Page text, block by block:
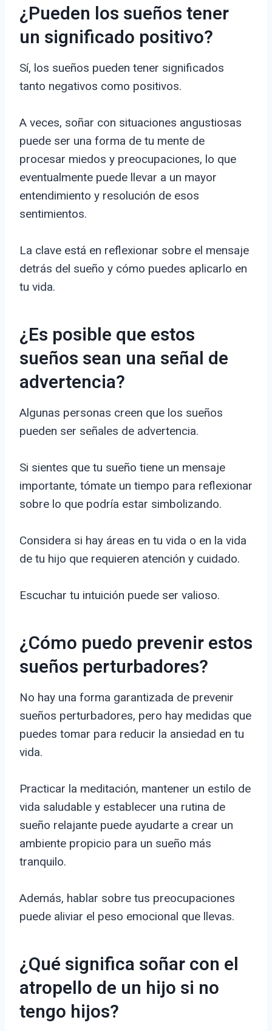
¿Pueden los sueños tener
un significado positivo?
Sí, los sueños pueden tener significados
tanto negativos como positivos.
A veces, soñar con situaciones angustiosas
puede ser una forma de tu mente de
procesar miedos y preocupaciones, lo que
eventualmente puede llevar a un mayor
entendimiento y resolución de esos
sentimientos.
La clave está en reflexionar sobre el mensaje
detrás del sueño y cómo puedes aplicarlo en
tu vida.
¿Es posible que estos
sueños sean una señal de
advertencia?
Algunas personas creen que los sueños
pueden ser señales de advertencia.
Si sientes que tu sueño tiene un mensaje
importante, tómate un tiempo para reflexionar
sobre lo que podría estar simbolizando.
Considera si hay áreas en tu vida o en la vida
de tu hijo que requieren atención y cuidado.
Escuchar tu intuición puede ser valioso.
¿Cómo puedo prevenir estos
sueños perturbadores?
No hay una forma garantizada de prevenir
sueños perturbadores, pero hay medidas que
puedes tomar para reducir la ansiedad en tu
vida.
Practicar la meditación, mantener un estilo de
vida saludable y establecer una rutina de
sueño relajante puede ayudarte a crear un
ambiente propicio para un sueño más
tranquilo.
Además, hablar sobre tus preocupaciones
puede aliviar el peso emocional que llevas.
¿Qué significa soñar con el
atropello de un hijo si no
tengo hijos?